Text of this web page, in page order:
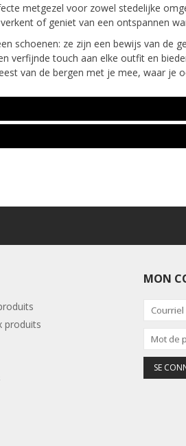
metgezel voor zowel stedelijke
of geniet van een ontspannen
schoenen: ze zijn een bewijs van de
verfijnde touch aan elke outfit en
van de bergen met je mee, waar je
produits
MON